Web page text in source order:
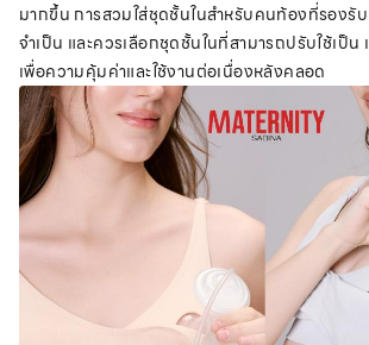
มากขึ้น การสวมใส่ชุดชั้นในสำหรับคนท้องที่รองรั
จำเป็น และควรเลือกชุดชั้นในที่สามารถปรับใช้เป็น
เพื่อความคุ้มค่าและใช้งานต่อเนื่องหลังคลอด